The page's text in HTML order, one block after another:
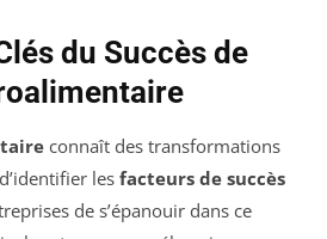
du Succès de
connaît des transformations
les facteurs de succès
de s’épanouir dans ce